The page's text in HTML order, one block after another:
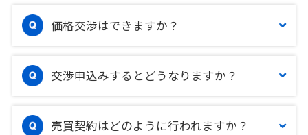
価格交渉はできますか？
交渉申込みするとどうなりますか？
売買契約はどのように行われますか？